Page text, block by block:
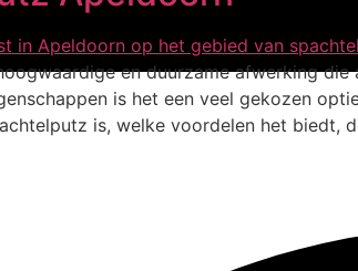
en duurzame afwerking
is het een veel gekozen
is, welke voordelen het biedt,